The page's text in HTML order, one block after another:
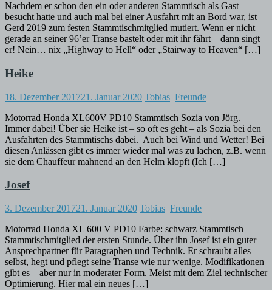
Nachdem er schon den ein oder anderen Stammtisch als Gast
besucht hatte und auch mal bei einer Ausfahrt mit an Bord war, ist
Gerd 2019 zum festen Stammtischmitglied mutiert. Wenn er nicht
gerade an seiner 96’er Transe bastelt oder mit ihr fährt – dann singt
er! Nein… nix „Highway to Hell“ oder „Stairway to Heaven“ […]
Heike
18. Dezember 201721. Januar 2020 Tobias Freunde
Motorrad Honda XL600V PD10 Stammtisch Sozia von Jörg.
Immer dabei! Über sie Heike ist – so oft es geht – als Sozia bei den
Ausfahrten des Stammtischs dabei. Auch bei Wind und Wetter! Bei
diesen Anlässen gibt es immer wieder mal was zu lachen, z.B. wenn
sie dem Chauffeur mahnend an den Helm klopft (Ich […]
Josef
3. Dezember 201721. Januar 2020 Tobias Freunde
Motorrad Honda XL 600 V PD10 Farbe: schwarz Stammtisch
Stammtischmitglied der ersten Stunde. Über ihn Josef ist ein guter
Ansprechpartner für Paragraphen und Technik. Er schraubt alles
selbst, hegt und pflegt seine Transe wie nur wenige. Modifikationen
gibt es – aber nur in moderater Form. Meist mit dem Ziel technischer
Optimierung. Hier mal ein neues […]